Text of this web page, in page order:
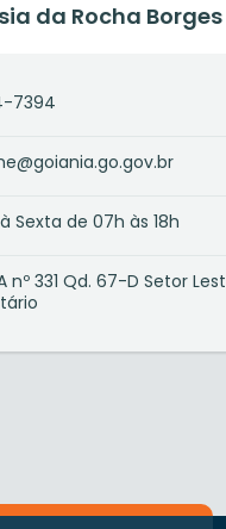
da Rocha Borges
7394
Sexta de 07h às 18h
nº 331 Qd. 67-D Setor Lest